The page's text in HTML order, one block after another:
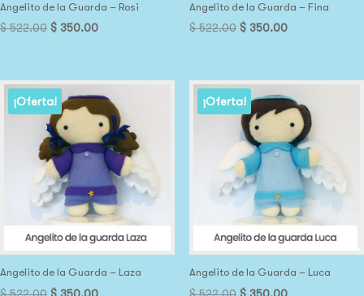
Angelito de la Guarda – Rosi
$522.00 Original
$ 522.00.
$ 350.00Current
Angelito de la Guarda – Fina
$522.00 Original
$ 522.00.
$350.00Current
¡Oferta!
Angelito de la Guarda – Laza
$522.00 Original
$ 350.00Current
¡Oferta!
Angelito de la Guarda – Luca
$522.00 Original
$350.00Current